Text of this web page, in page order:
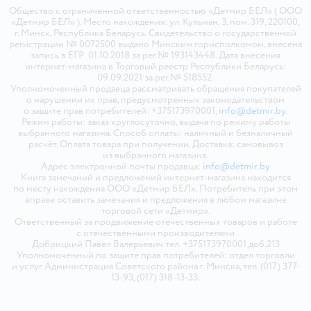
Общество с ограниченной ответственностью «Детмир БЕЛ» ( ООО
«Детмир БЕЛ» ). Место нахождения: ул. Кульман, 3, пом. 319, 220100,
г. Минск, Республика Беларусь. Свидетельство о государственной
регистрации № 0072500 выдано Минским горисполкомом, внесена
запись в ЕГР 01.10.2018 за рег.№ 193143448. Дата внесения
интернет-магазина в Торговый реестр Республики Беларусь:
09.09.2021 за рег.№ 518552.
Уполномоченный продавца рассматривать обращения покупателей
о нарушении их прав, предусмотренных законодательством
о защите прав потребителей: +375173970001, info@detmir.by.
Режим работы: заказ круглосуточно, выдача по режиму работы
выбранного магазина. Способ оплаты: наличный и безналичный
расчёт. Оплата товара при получении. Доставка: самовывоз
из выбранного магазина.
Адрес электронной почты продавца: info@detmir.by
Книга замечаний и предложений интернет-магазина находится
по месту нахождения ООО «Детмир БЕЛ». Потребитель при этом
вправе оставить замечания и предложения в любом магазине
торговой сети «Детмир».
Ответственный за продвижение отечественных товаров и работе
с отечественными производителями
Добрицкий Павел Валерьевич тел. +375173970001 доб.213
Уполномоченный по защите прав потребителей: отдел торговли
и услуг Администрация Советского района г. Минска, тел. (017) 377-
13-93, (017) 318-13-33.